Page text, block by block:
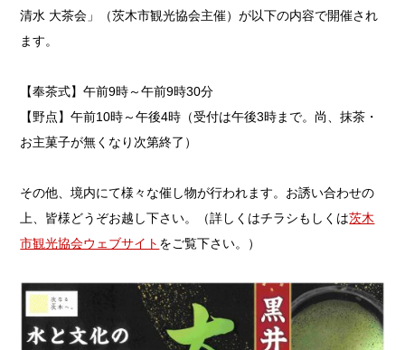
清水 大茶会」（茨木市観光協会主催）が以下の内容で開催され
ます。
【奉茶式】午前9時～午前9時30分
【野点】午前10時～午後4時（受付は午後3時まで。尚、抹茶・
お主菓子が無くなり次第終了）
その他、境内にて様々な催し物が行われます。お誘い合わせの
上、皆様どうぞお越し下さい。（詳しくはチラシもしくは茨木
市観光協会ウェブサイト をご覧下さい。）